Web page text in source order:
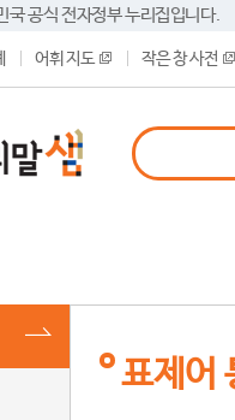
국 공식 전자정부 누리집입니다.
어휘 지도 작은 창 사전
표제어